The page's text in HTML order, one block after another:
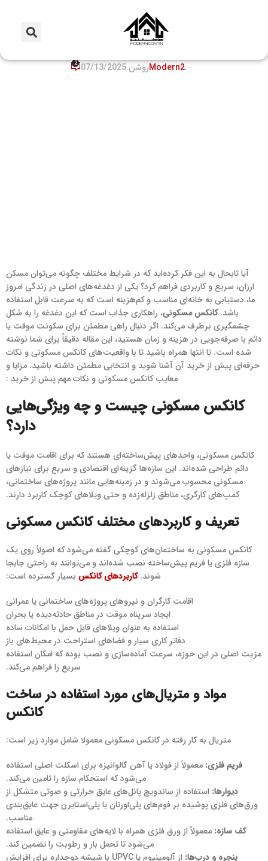
مزایا و معایب کانکس مسکونی و نکات
مهم پیش از خرید
Modern2روشن 07/13/2025 2
آیا تابحال به این فکر کرده‌اید که در شرایط مختلف چگونه می‌توان مسکن
ارزان، سریع و کاربردی فراهم کرد؟ یکی از دغدغه‌های اصلی در زندگی امروز
ما، دستیابی به خانه‌ای مناسب و کم‌هزینه است که به سرعت قابل استفاده
باشد.کانکس مسکونی، راهکاری جذاب است که این دغدغه را به شکل
چشمگیری برطرف می‌کند. اگر دنبال راهی مطمئن برای سکونت موقت یا
دائم با صرفه‌جویی در هزینه و زمان هستید، این مقاله دقیقاً برای شما نوشته
شده است. تا انتها همراه باشید تا با واقعیت‌های کانکس مسکونی و نکات
حرفه‌ای پیش از خرید آن آشنا شوید و انتخابی مطمئن داشته باشید. مزایا و
معایب کانکس مسکونی و نکات مهم پیش از خرید :
کانکس مسکونی چیست و چه ویژگی‌هایی
دارد؟
کانکس مسکونی، واحدهای پیش‌ساخته‌ای هستند که برای اقامت موقت یا
دائم طراحی شده‌اند. این سازه‌ها گزینه‌ای اقتصادی و سریع برای نیازهای
مسکونی محسوب می‌شوند و در زمینه‌هایی مانند پروژه‌های ساختمانی،
کمپ‌های کارگری، مناطق زلزله‌زده و حتی ویلاهای کوچک کاربرد دارند.
تعریف و کاربردهای مختلف کانکس مسکونی
کانکس مسکونی به ساختمان‌های کوچکی گفته می‌شود که اصولاً روی یک
سازه فلزی یا فریم پیش‌ساخته نصب شده‌اند و می‌توانند به راحتی جابجا
شوند.کاربردهای کانکس بسیار گسترده است:
اقامت کارگران و نیروهای پروژه‌های ساختمانی یا عمرانی
ایجاد سرپناه موقت در مناطق حادثه‌دیده یا بحران
استفاده به عنوان ویلاهای قابل حمل با امکانات ساده
دفاتر کاری سیار و فضاهای استراحت در محیط‌های باز
مزیت اصلی در این حوزه، سرعت آماده‌سازی و نصب بوده که امکان استفاده
سریع را فراهم می‌کند.
مواد و متریال‌های مورد استفاده در ساخت
کانکس
متریال به کار رفته در کانکس مسکونی معمولا شامل موارد زیر است:
فریم فلزی: معمولاً از فولاد یا آهن گالوانیزه برای اسکلت اصلی استفاده
می‌شود که استحکام سازه را تامین می‌کند.
دیوارها: استفاده از ساندویچ پانل‌های عایق حرارتی و صوتی متشکل از
ورق‌های فلزی پوشیده بر فوم‌های پلی‌اورتان یا پلی‌استایرن جهت عایق‌بندی
مناسب.
کف سازه: معمولاً از ورق فلزی همراه با لایه‌های مقاومتی و عایق استفاده
می‌شود تا تحمل بار و رطوبت را تضمین کند.
پنجره و درب‌ها:
از آلومینیوم یا UPVC با شیشه دوجداره برای افزایش